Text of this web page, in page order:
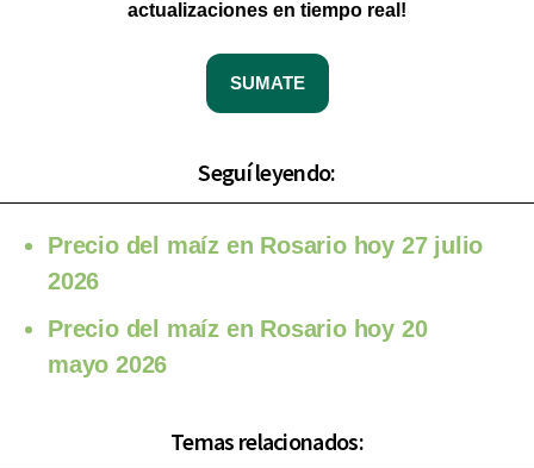
actualizaciones en tiempo real!
SUMATE
Seguí leyendo:
Precio del maíz en Rosario hoy 27 julio
2026
Precio del maíz en Rosario hoy 20
mayo 2026
Temas relacionados: